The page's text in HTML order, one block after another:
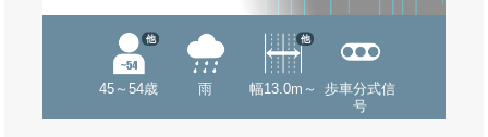
45～54歳
他
雨 幅13.0m～
他
歩車分式信
号